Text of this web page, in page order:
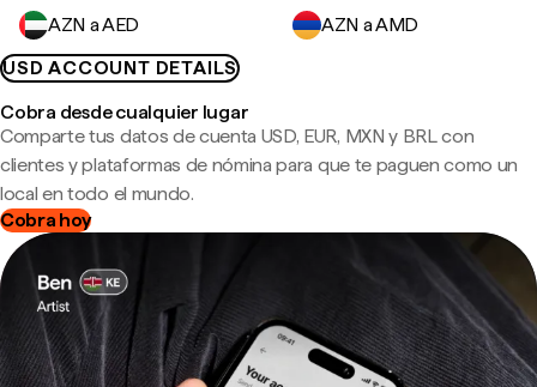
AZN a AED
AZN a AMD
USD ACCOUNT DETAILS
Cobra desde cualquier lugar
Comparte tus datos de cuenta USD, EUR, MXN y BRL con
clientes y plataformas de nómina para que te paguen como un
local en todo el mundo.
Cobra hoy